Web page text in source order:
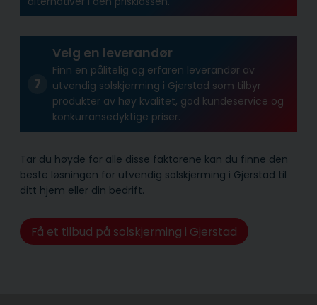
Velg en leverandør
Finn en pålitelig og erfaren leverandør av
utvendig solskjerming i Gjerstad som tilbyr
produkter av høy kvalitet, god kundeservice og
konkurransedyktige priser.
Tar du høyde for alle disse faktorene kan du finne den
beste løsningen for utvendig solskjerming i Gjerstad til
ditt hjem eller din bedrift.
Få et tilbud på solskjerming i Gjerstad